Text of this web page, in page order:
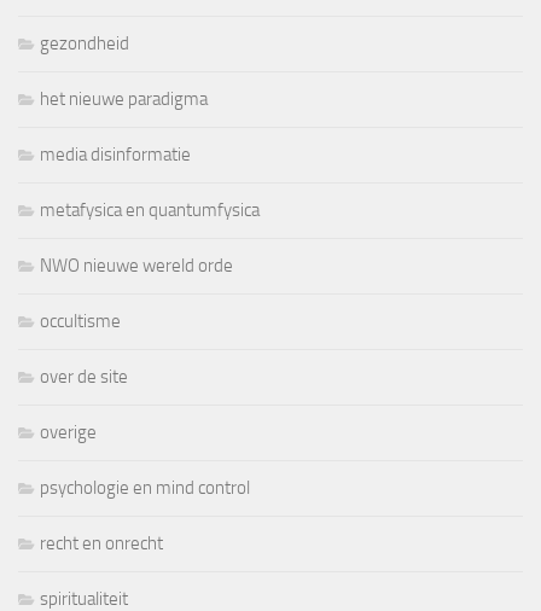
gezondheid
het nieuwe paradigma
media disinformatie
metafysica en quantumfysica
NWO nieuwe wereld orde
occultisme
over de site
overige
psychologie en mind control
recht en onrecht
spiritualiteit